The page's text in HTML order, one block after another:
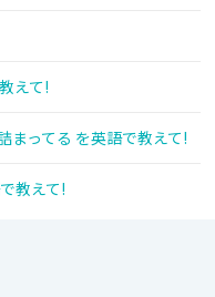
えて!
まってる を英語で教えて!
教えて!